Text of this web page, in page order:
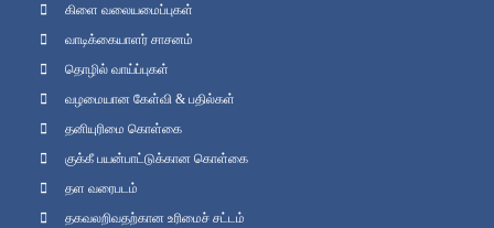
கிளை வலையமைப்புகள்
வாடிக்கையாளர் சாசனம்
தொழில் வாய்ப்புகள்
வழமையான கேள்வி & பதில்கள்
தனியுரிமை கொள்கை
குக்கீ பயன்பாட்டுக்கான கொள்கை
தள வரைபடம்
தகவலறிவதற்கான உரிமைச் சட்டம்